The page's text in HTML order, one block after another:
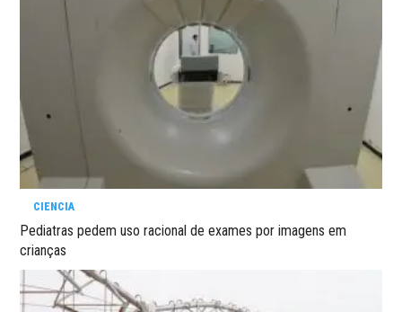
CIENCIA
Pediatras pedem uso racional de exames por imagens em
crianças